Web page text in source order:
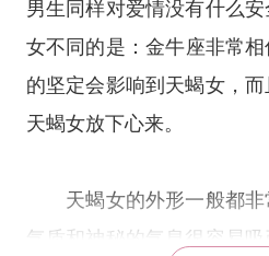
男生同样对爱情没有什么
女不同的是：金牛座非常
的坚定会影响到天蝎女，
天蝎女放下心来。
天蝎女的外形一般都非
气质和神秘的气息很容易